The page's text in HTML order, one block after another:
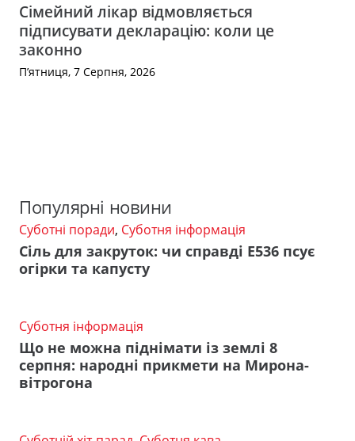
Сімейний лікар відмовляється
підписувати декларацію: коли це
законно
П’ятниця, 7 Серпня, 2026
Популярні новини
Суботні поради, Суботня інформація
Сіль для закруток: чи справді Е536 псує
огірки та капусту
Суботня інформація
Що не можна піднімати із землі 8
серпня: народні прикмети на Мирона-
вітрогона